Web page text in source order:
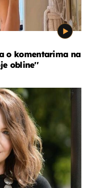
o komentarima na
obline''